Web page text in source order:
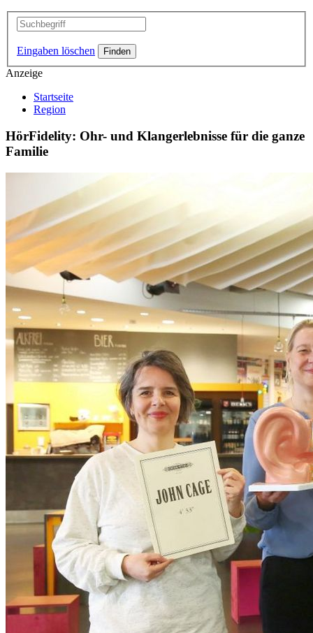
Eingaben löschen
Anzeige
Startseite
Region
HörFidelity: Ohr- und Klangerlebnisse für die ganze
Familie